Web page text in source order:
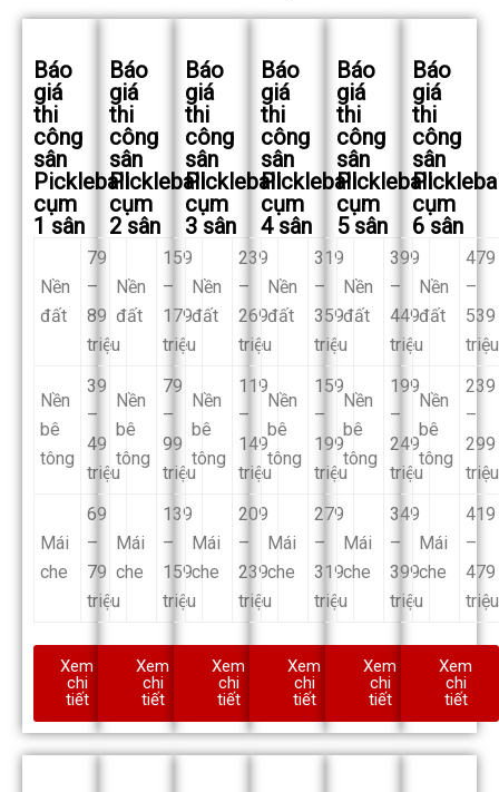
Báo
giá
thi
công
sân
Pickleball
cụm
1 sân
Nền
đất
79
–
89
triệu
Nền
bê
tông
39
–
49
triệu
Mái
che
69
–
79
triệu
Xem
chi
tiết
Báo
giá
thi
công
sân
Pickleball
cụm
2 sân
Nền
đất
159
–
179
triệu
Nền
bê
tông
79
–
99
triệu
Mái
che
139
–
159
triệu
Xem
chi
tiết
Báo
giá
thi
công
sân
Pickleball
cụm
3 sân
Nền
đất
239
–
269
triệu
Nền
bê
tông
119
–
149
triệu
Mái
che
209
–
239
triệu
Xem
chi
tiết
Báo
giá
thi
công
sân
Pickleball
cụm
4 sân
Nền
đất
319
–
359
triệu
Nền
bê
tông
159
–
199
triệu
Mái
che
279
–
319
triệu
Xem
chi
tiết
Báo
giá
thi
công
sân
Pickleball
cụm
5 sân
Nền
đất
399
–
449
triệu
Nền
bê
tông
199
–
249
triệu
Mái
che
349
–
399
triệu
Xem
chi
tiết
Báo
giá
thi
công
sân
cụm
6 sân
Nền
đất
479
–
539
triệu
Nền
bê
tông
239
–
299
triệu
Mái
che
419
–
479
triệu
Xem
chi
tiết